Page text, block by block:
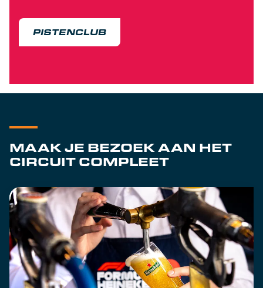
PISTENCLUB
MAAK JE BEZOEK AAN HET
CIRCUIT COMPLEET